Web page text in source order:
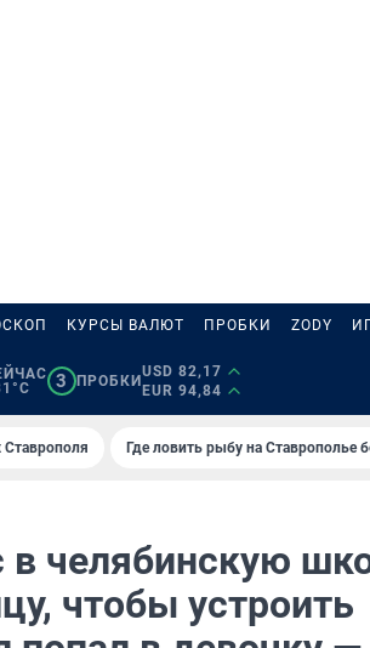
КУРСЫ ВАЛЮТ ПРОБКИ ZODY
3 ПРОБКИ
USD 82,17
EUR 94,84
Ставрополя Где ловить рыбу на Ставрополье
в челябинскую
чтобы устроить